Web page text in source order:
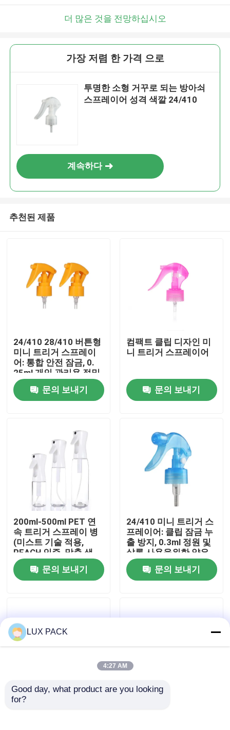
제품
동영상
우리에 대하여
공장 여행
연락주세요
경우
더 많은 것을 전망하십시오
가장 저렴 한 가격 으로
투명한 소형 거꾸로 되는 방아쇠
스프레이어 성격 색깔 24/410
계속하다
추천된 제품
24/410 28/410 버튼형
미니 트리거 스프레이
어: 통합 안전 잠금, 0.
25ml 개인 관리용 정밀
복용량
문의 보내기
컴팩트 클립 디자인 미
니 트리거 스프레이어
문의 보내기
200ml-500ml PET 연
속 트리거 스프레이 병
(미스트 기술 적용,
REACH 인증, 맞춤 색
상)
문의 보내기
24/410 미니 트리거 스
프레이어: 클립 잠금 누
출 방지, 0.3ml 정원 및
살롱 사용을위한 얇은
안개
문의 보내기
28/410 내화학성 트리
LUX PACK
4:27 AM
Good day, what product are you looking
for?